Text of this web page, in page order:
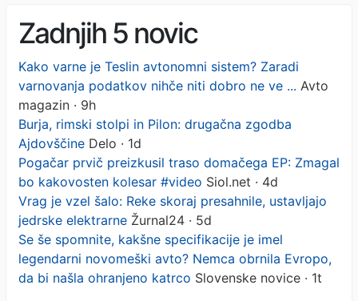
Zadnjih 5 novic
Kako varne je Teslin avtonomni sistem? Zaradi
varnovanja podatkov nihče niti dobro ne ve ... Avto
magazin · 9h
Burja, rimski stolpi in Pilon: drugačna zgodba
Ajdovščine Delo · 1d
Pogačar prvič preizkusil traso domačega EP: Zmagal
bo kakovosten kolesar #video Siol.net · 4d
Vrag je vzel šalo: Reke skoraj presahnile, ustavljajo
jedrske elektrarne Žurnal24 · 5d
Se še spomnite, kakšne specifikacije je imel
legendarni novomeški avto? Nemca obrnila Evropo,
da bi našla ohranjeno katrco Slovenske novice · 1t